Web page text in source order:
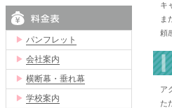
キ
ま
頼
ア
た
▶ パンフレット
▶ 会社案内
▶ 横断幕・垂れ幕
▶ 学校案内